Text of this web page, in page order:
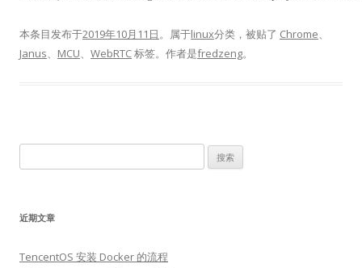
本条目发布于2019年10月11日。属于linux分类，被贴了 Chrome、
Janus、 MCU、 WebRTC标签。 作者是fredzeng。
索：
近期文章
TencentOS 安装 Docker 的流程